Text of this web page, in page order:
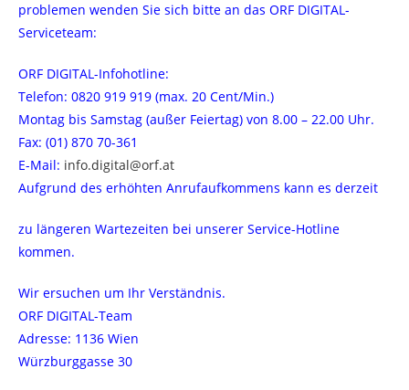
problemen wenden Sie sich bitte an das ORF DIGITAL-
Serviceteam:
ORF DIGITAL-Infohotline:
Telefon: 0820 919 919 (max. 20 Cent/Min.)
Montag bis Samstag (außer Feiertag) von 8.00 – 22.00 Uhr.
Fax: (01) 870 70-361
E-Mail: info.digital@orf.at
Aufgrund des erhöhten Anrufaufkommens kann es derzeit
zu längeren Wartezeiten bei unserer Service-Hotline
kommen.
Wir ersuchen um Ihr Verständnis.
ORF DIGITAL-Team
Adresse: 1136 Wien
Würzburggasse 30